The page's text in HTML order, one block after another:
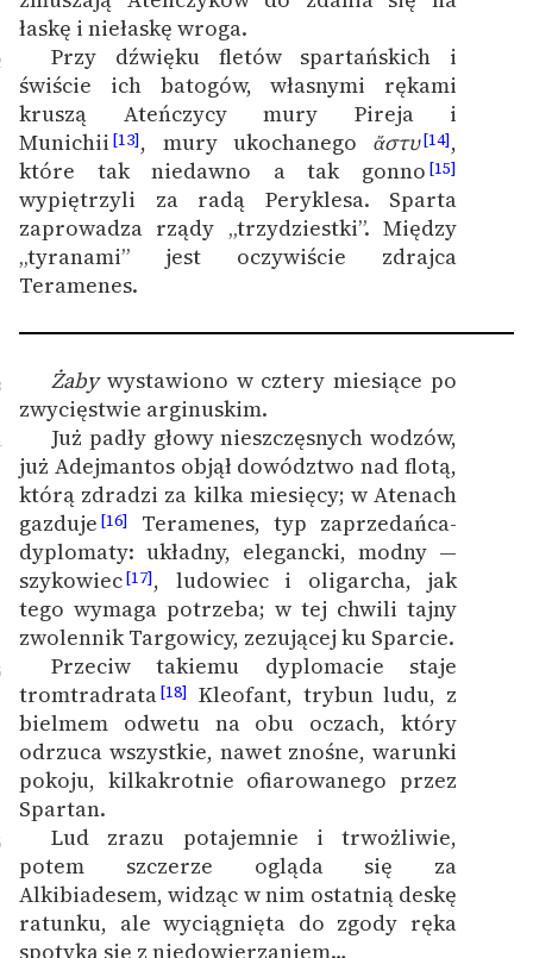
łaskę i niełaskę wroga.
Przy dźwięku fletów spartańskich i
świście ich batogów, własnymi rękami
kruszą Ateńczycy mury Pireja i
Munichii [13], mury ukochanego ἄστυ[14],
które tak niedawno a tak gonno [15]
wypiętrzyli za radą Peryklesa. Sparta
zaprowadza rządy „trzydziestki”. Między
„tyranami” jest oczywiście zdrajca
Teramenes.
Żabywystawiono w cztery miesiące po
zwycięstwie arginuskim.
Już padły głowy nieszczęsnych wodzów,
już Adejmantos objął dowództwo nad flotą,
którą zdradzi za kilka miesięcy; w Atenach
gazduje [16]
Teramenes, typ zaprzedańca-
dyplomaty: układny, elegancki, modny —
szykowiec[17], ludowiec i oligarcha, jak
tego wymaga potrzeba; w tej chwili tajny
zwolennik Targowicy, zezującej ku Sparcie.
Przeciw takiemu dyplomacie staje
tromtradrata[18] Kleofant, trybun ludu, z
bielmem odwetu na obu oczach, który
odrzuca wszystkie, nawet znośne, warunki
pokoju, kilkakrotnie ofiarowanego przez
Spartan.
Lud zrazu potajemnie i trwożliwie,
potem szczerze ogląda się za
Alkibiadesem, widząc w nim ostatnią deskę
ratunku, ale wyciągnięta do zgody ręka
spotyka się z niedowierzaniem…